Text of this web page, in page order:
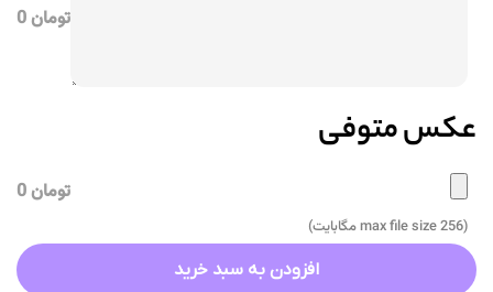
تومان 0
عکس متوفی
تومان 0
(max file size 256 مگابایت)
افزودن به سبد خرید